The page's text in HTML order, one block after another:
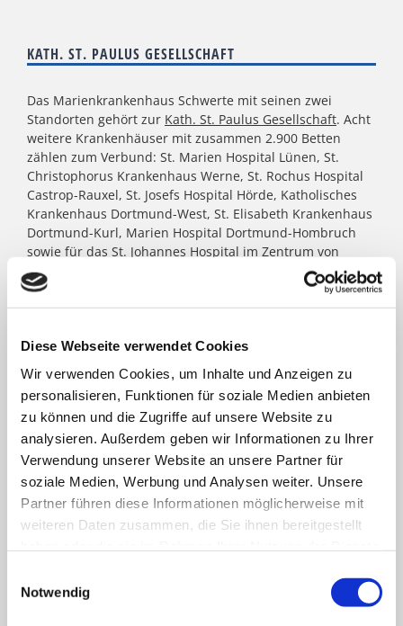
Diese Webseite verwendet Cookies
Wir verwenden Cookies, um Inhalte und Anzeigen zu
personalisieren, Funktionen für soziale Medien anbieten
zu können und die Zugriffe auf unsere Website zu
analysieren. Außerdem geben wir Informationen zu Ihrer
Verwendung unserer Website an unsere Partner für
soziale Medien, Werbung und Analysen weiter. Unsere
Partner führen diese Informationen möglicherweise mit
weiteren Daten zusammen, die Sie ihnen bereitgestellt
Notwendig
KATH. ST. PAULUS GESELLSCHAFT
Das Marienkrankenhaus Schwerte mit seinen zwei
Standorten gehört zur Kath. St. Paulus Gesellschaft. Acht
weitere Krankenhäuser mit zusammen 2.900 Betten
zählen zum Verbund: St. Marien Hospital Lünen, St.
Christophorus Krankenhaus Werne, St. Rochus Hospital
Castrop-Rauxel, St. Josefs Hospital Hörde, Katholisches
Krankenhaus Dortmund-West, St. Elisabeth Krankenhaus
Dortmund-Kurl, Marien Hospital Dortmund-Hombruch
sowie für das St. Johannes Hospital im Zentrum von
Dortmund. Darüber hinaus agieren unter dem Paulus-
Dach Altenheime und eine Jugendhilfe-Einrichtung. Die
Kath. St. Paulus Gesellschaft zählt zu den größten
8.500 Menschen arbeiten für das Wohl der ihnen
Jugendlichen.
FACHBEREICHE
Klinik für Allgemein-, Viszeral- und minimal-
invasive Chirurgie